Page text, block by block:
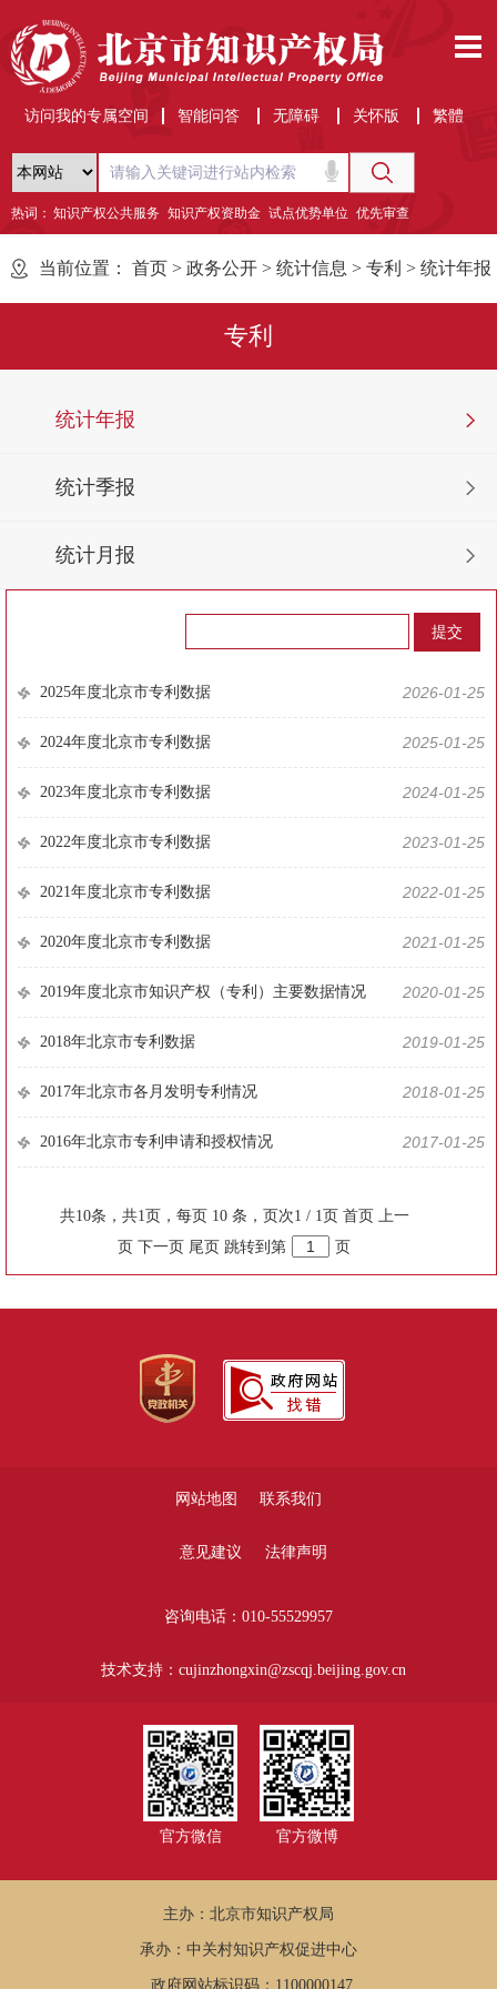
访问我的专属空间 智能问答 无障碍 关怀版 繁體
热词： 知识产权公共服务 知识产权资助金 试点优势单位 优先审查
当前位置： 首页 > 政务公开 > 统计信息 > 专利 > 统计年报
专利
统计年报
统计季报
统计月报
2025年度北京市专利数据 2026-01-25
2024年度北京市专利数据 2025-01-25
2023年度北京市专利数据 2024-01-25
2022年度北京市专利数据 2023-01-25
2021年度北京市专利数据 2022-01-25
2020年度北京市专利数据 2021-01-25
2019年度北京市知识产权（专利）主要数据情况 2020-01-25
2018年北京市专利数据 2019-01-25
2017年北京市各月发明专利情况 2018-01-25
2016年北京市专利申请和授权情况 2017-01-25
共10条，共1页，每页 10 条，页次1 / 1页 首页 上一
页 下一页 尾页 跳转到第 页
网站地图 联系我们
意见建议 法律声明
咨询电话：010-55529957
技术支持：cujinzhongxin@zscqj.beijing.gov.cn
官方微信 官方微博
主办：北京市知识产权局
承办：中关村知识产权促进中心
政府网站标识码：1100000147